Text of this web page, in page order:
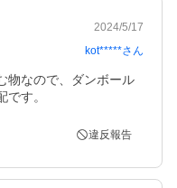
2024/5/17
kot*****さん
物なので、ダンボール
す。
違反報告